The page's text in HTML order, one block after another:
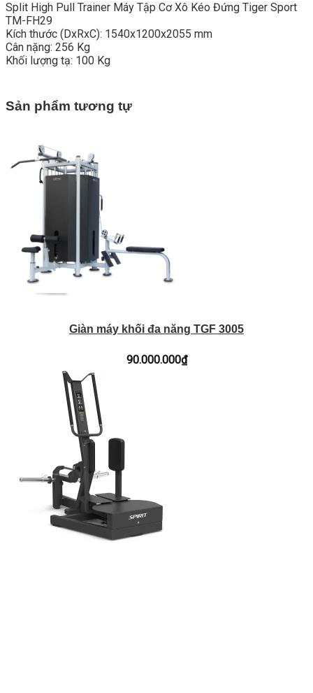
Split High Pull Trainer Máy Tập Cơ Xô Kéo Đứng Tiger Sport
TM-FH29
Kích thước (DxRxC): 1540x1200x2055 mm
Cân nặng: 256 Kg
Khối lượng tạ: 100 Kg
Sản phẩm tương tự
Giàn máy khối đa năng TGF 3005
90.000.000₫